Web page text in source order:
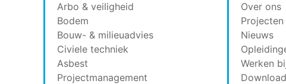
Arbo & veiligheid
Bodem
Bouw- & milieuadvies
Civiele techniek
Asbest
Projectmanagement
Over ons
Projecten
Nieuws
Werken